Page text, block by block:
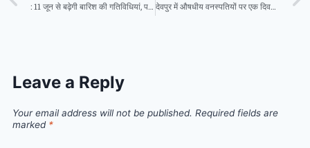
: 11 जून से बढ़ेगी बारिश की गतिविधियां, पर्यावरणीय बदलाव से गायब हुई लोकल बारिश, किसानों की चिंता बढ़ी देवपुर में औषधीय वनस्पतियों पर एक दिवसीय बॉटनाइजेशन कार्यशाला
Leave a Reply
Your email address will not be published. Required fields are
marked *